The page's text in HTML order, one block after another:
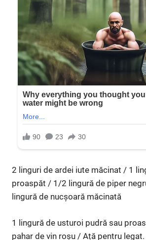
2 linguri de ardei iute măcinat / 1
proaspăt / 1/2 lingură de piper
lingură de nucșoară măcinată
1 lingură de usturoi pudră sau
pahar de vin roșu / Ață pentru legat.